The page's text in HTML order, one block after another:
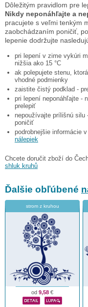
Dôležitým pravidlom pre
Nikdy neponáhľajte a
pracujete s veľmi tenkým
zaobchádzaním poničiť,
lepenie dodržujte
pri lepení v zime vykúri
nižšia ako 15 °C
ak polepujete stenu,
vhodné podmienky
zaistite čistý podklad -
pri lepení neponáhľajte -
prelepiť
nepoužívajte prílišnú silu
poničiť
podrobnejšie informácie
nálepiek
Chcete doručit zboží do
shluk kruhů
Ďalšie obľúbené
strom z kruhou
od 9,58 €